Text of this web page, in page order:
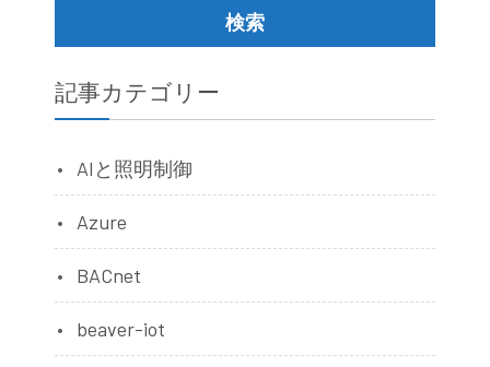
記事カテゴリー
AIと照明制御
Azure
BACnet
beaver-iot